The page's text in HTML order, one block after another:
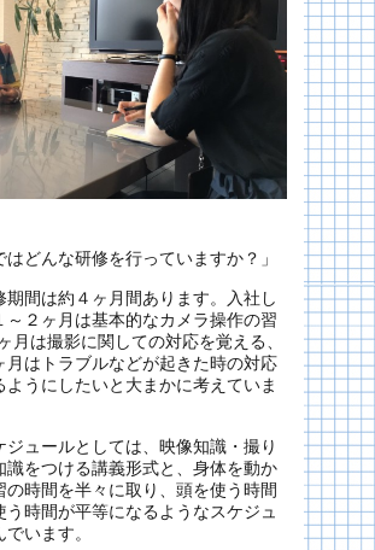
はどんな研修を行っていますか？」
期間は約４ヶ月間あります。入社し
～２ヶ月は基本的なカメラ操作の習
月は撮影に関しての対応を覚える、
月はトラブルなどが起きた時の対応
ようにしたいと大まかに考えていま
ジュールとしては、映像知識・撮り
識をつける講義形式と、身体を動か
の時間を半々に取り、頭を使う時間
う時間が平等になるようなスケジュ
います。